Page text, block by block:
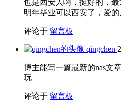
也是西安人啊，挺好的，
明年毕业可以西安了，爱的
评论于 留言板
qingchen
博主能写一篇最新的nas文
玩
评论于 留言板